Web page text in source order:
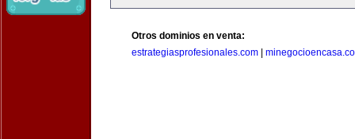
Otros dominios en venta:
estrategiasprofesionales.com